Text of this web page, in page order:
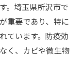
。埼玉県所沢市で
重要であり、特に
ています。防疫効
く、カビや微生物